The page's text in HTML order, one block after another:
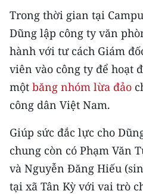
Media Kinh tế
Media Văn hóa
Media Xã hội
Media Pháp luật
Media Du lịch
Media Thế giới
Media Thể thao
Trong thời gian tại
Dũng lập công ty văn
hành với tư cách Giám
viên vào công ty để hoạt
một băng nhóm lừa đảo
công dân Việt Nam.
Giúp sức đắc lực cho
chung còn có Phạm Văn
và Nguyễn Đăng Hiếu
tại xã Tân Kỳ với vai trò